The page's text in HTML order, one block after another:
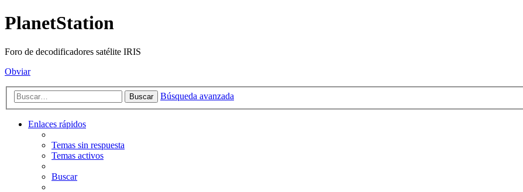
PlanetStation
Foro de decodificadores satélite IRIS
Obviar
Buscar Búsqueda avanzada
Enlaces rápidos
Temas sin respuesta
Temas activos
Buscar